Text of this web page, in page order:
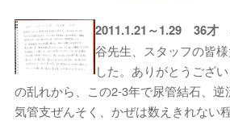
2011.1.21～1.29 36
谷先生、スタッフの皆
した。ありがとうござ
の乱れから、この2-3年で尿管結石、逆
気管支ぜんそく、かぜは数えきれない